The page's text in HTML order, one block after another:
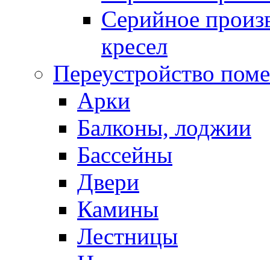
Серийное
кресел
Переустройство
Арки
Балконы, лоджии
Бассейны
Двери
Камины
Лестницы